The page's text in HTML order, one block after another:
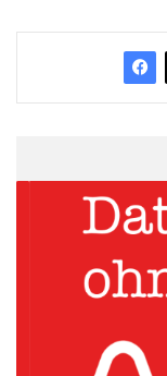
Wann ist eine
Kreditnehmer
machen, wenn